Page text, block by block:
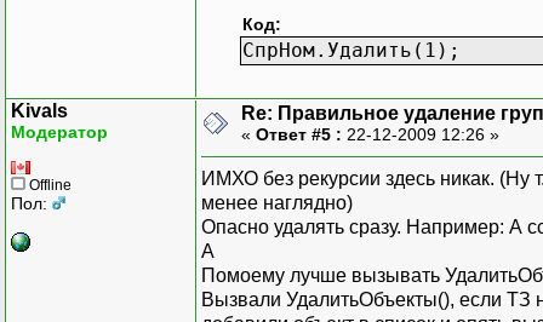
ИначеЕсли ТипОбъекта
КонецЕсли;
КонецЦикла;
Сообщить("Готово");
КонецПроцедуры
Код:
СпрНом.Удалить(1);
Kivals
Модератор
Offline
Пол:
Re: Правильное удаление
« Ответ #5 : 22-12-2009 12:26 »
ИМХО без рекурсии здесь никак. (Ну
менее наглядно)
Опасно удалять сразу. Например: А
А
Помоему лучше вызывать
Вызвали УдалитьОбъекты(), если ТЗ